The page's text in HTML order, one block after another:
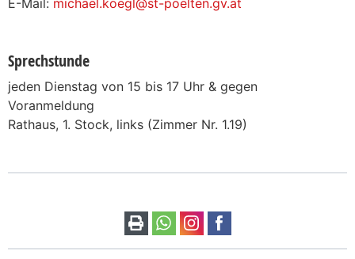
Sprechstunde
jeden Dienstag von 15 bis 17 Uhr & gegen
Voranmeldung
Rathaus, 1. Stock, links (Zimmer Nr. 1.19)